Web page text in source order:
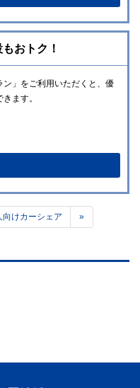
おトク！
ン」をご利用いただくと、優
ます。
向けカーシェア »